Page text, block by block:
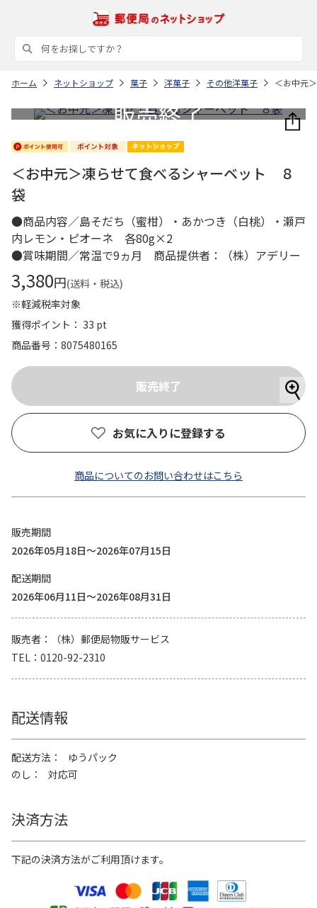
ホーム ネットショップ 菓子 洋菓子 その他洋菓子 ＜お中元
＜お中元＞凍らせて食べるシャーベット ８
袋
●商品内容／島そだち（蜜柑）・あかつき（白桃）・瀬戸
内レモン・ピオーネ 各80g×2
●賞味期間／常温で9ヵ月 商品提供者：（株）アデリー
3,380円(送料・税込)
※軽減税率対象
獲得ポイント： 33 pt
商品番号
8075480165
お気に入りに登録する
商品についてのお問い合わせはこちら
販売期間
2026年05月18日～2026年07月15日
配送期間
2026年06月11日～2026年08月31日
販売者
（株）郵便局物販サービス
TEL
0120-92-2310
配送情報
配送方法
ゆうパック
のし
対応可
決済方法
下記の決済方法がご利用頂けます。